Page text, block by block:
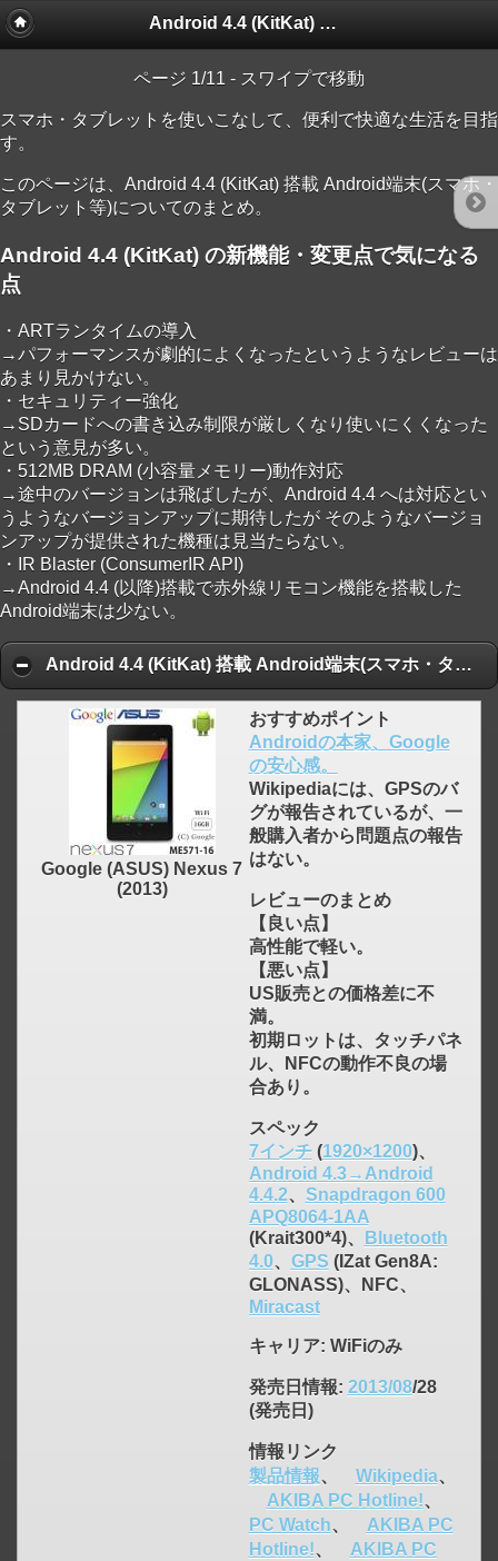
Android 4.4 (KitKat) 搭載 Android端末(スマホ・タブレット等)
ページ 1/11 - スワイプで移動
スマホ・タブレットを使いこなして、便利で快適な生活を目指
す。
このページは、Android 4.4 (KitKat) 搭載 Android端末(スマホ・
タブレット等)についてのまとめ。
Android 4.4 (KitKat) の新機能・変更点で気になる
点
・ARTランタイムの導入
→パフォーマンスが劇的によくなったというようなレビューは
あまり見かけない。
・セキュリティー強化
→SDカードへの書き込み制限が厳しくなり使いにくくなった
という意見が多い。
・512MB DRAM (小容量メモリー)動作対応
→途中のバージョンは飛ばしたが、Android 4.4 へは対応とい
うようなバージョンアップに期待したが そのようなバージョ
ンアップが提供された機種は見当たらない。
・IR Blaster (ConsumerIR API)
→Android 4.4 (以降)搭載で赤外線リモコン機能を搭載した
Android端末は少ない。
Android 4.4 (KitKat) 搭載 Android端末(スマホ・タブレット等) 人気ランキング順
Google (ASUS) Nexus 7
(2013)
おすすめポイント
Androidの本家、Google
の安心感。
Wikipediaには、GPSのバ
グが報告されているが、一
般購入者から問題点の報告
はない。
レビューのまとめ
【良い点】
高性能で軽い。
【悪い点】
US販売との価格差に不
満。
初期ロットは、タッチパネ
ル、NFCの動作不良の場
合あり。
スペック
7インチ(1920×1200)、
Android 4.3→Android
4.4.2、 Snapdragon 600
APQ8064-1AA
(Krait300*4)、
Bluetooth
4.0、 GPS (IZat Gen8A:
GLONASS)、NFC、
Miracast
キャリア: WiFiのみ
発売日情報: 2013/08/28
(発売日)
情報リンク
製品情報、 Wikipedia、
AKIBA PC Hotline!、
PC Watch、
AKIBA PC
Hotline!、
AKIBA PC
click to expand contents